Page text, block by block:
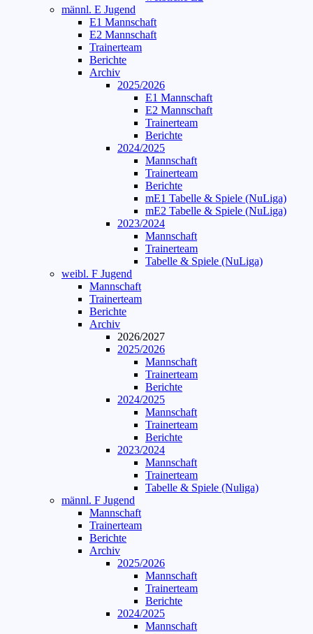
männl. E Jugend
E1 Mannschaft
E2 Mannschaft
Trainerteam
Berichte
Archiv
2025/2026
E1 Mannschaft
E2 Mannschaft
Trainerteam
Berichte
2024/2025
Mannschaft
Trainerteam
Berichte
mE1 Tabelle & Spiele (NuLiga)
mE2 Tabelle & Spiele (NuLiga)
2023/2024
Mannschaft
Trainerteam
Tabelle & Spiele (NuLiga)
weibl. F Jugend
Mannschaft
Trainerteam
Berichte
Archiv
2026/2027
2025/2026
Mannschaft
Trainerteam
Berichte
2024/2025
Mannschaft
Trainerteam
Berichte
2023/2024
Mannschaft
Trainerteam
Tabelle & Spiele (Nuliga)
männl. F Jugend
Mannschaft
Trainerteam
Berichte
Archiv
2025/2026
Mannschaft
Trainerteam
Berichte
2024/2025
Mannschaft